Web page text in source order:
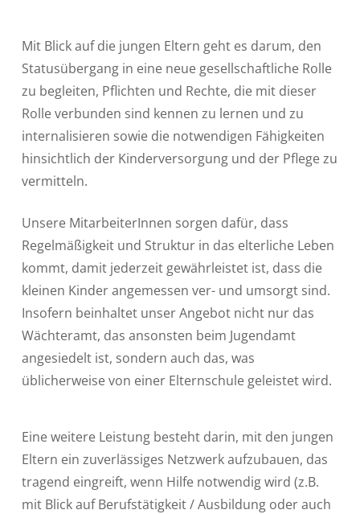
Mit Blick auf die jungen Eltern geht es darum, den
Statusübergang in eine neue gesellschaftliche Rolle
zu begleiten, Pflichten und Rechte, die mit dieser
Rolle verbunden sind kennen zu lernen und zu
internalisieren sowie die notwendigen Fähigkeiten
hinsichtlich der Kinderversorgung und der Pflege zu
vermitteln.
Unsere MitarbeiterInnen sorgen dafür, dass
Regelmäßigkeit und Struktur in das elterliche Leben
kommt, damit jederzeit gewährleistet ist, dass die
kleinen Kinder angemessen ver- und umsorgt sind.
Insofern beinhaltet unser Angebot nicht nur das
Wächteramt, das ansonsten beim Jugendamt
angesiedelt ist, sondern auch das, was
üblicherweise von einer Elternschule geleistet wird.
Eine weitere Leistung besteht darin, mit den jungen
Eltern ein zuverlässiges Netzwerk aufzubauen, das
tragend eingreift, wenn Hilfe notwendig wird (z.B.
mit Blick auf Berufstätigkeit / Ausbildung oder auch